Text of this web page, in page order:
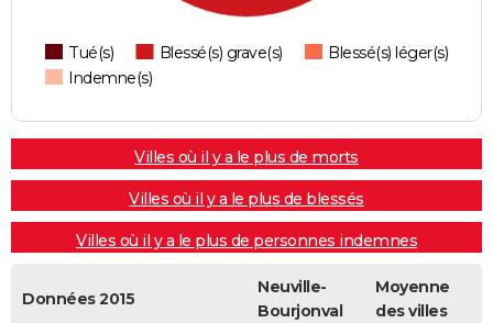
Tué(s) Blessé(s) grave(s)
Blessé(s) léger(s)
Indemne(s)
Villes où il y a le plus de morts
Villes où il y a le plus de blessés
Villes où il y a le plus de personnes indemnes
Données 2015
Neuville-
Bourjonval
Moyenne
des villes